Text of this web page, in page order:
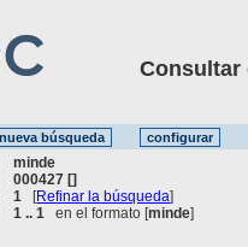
Consultar
minde
000427 []
1 [Refinar la búsqueda]
1 .. 1 en el formato [minde]